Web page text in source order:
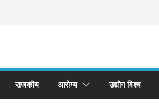
राजकीय आरोग्य उद्योग विश्व